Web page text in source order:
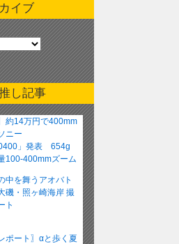
イブ
し記事
約14万円で400mm
ニー
」発表 654g
100-400mmズーム
中を舞うアオバト
・照ヶ崎海岸 撮
ト
ポート〗αと歩く夏